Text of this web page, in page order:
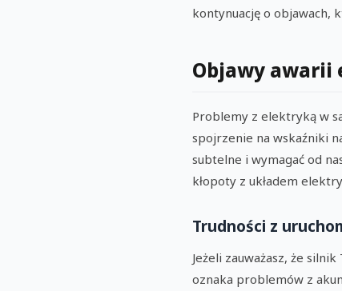
kontynuację o objawach,
Objawy
Problemy z elektryką w
spojrzenie na wskaźniki
subtelne i wymagać od
kłopoty z układem
Trudności z
Jeżeli zauważasz, że
oznaka problemów z